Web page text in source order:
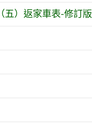
五）返家車表-修訂版